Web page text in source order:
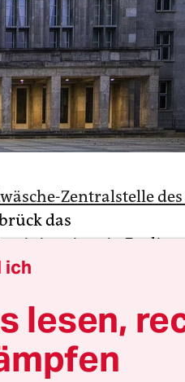
Zentralstelle
das
in Berlin
Wochen vor
Unterlagen
mitteilte. Beteiligt
Osnabrück und der
ich
lesen,